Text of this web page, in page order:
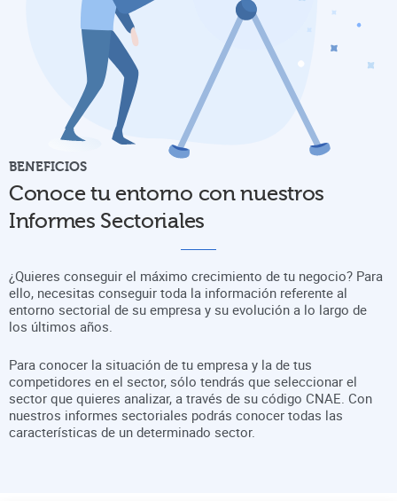
BENEFICIOS
Conoce tu entorno con nuestros
Informes Sectoriales
¿Quieres conseguir el máximo crecimiento de tu negocio? Para
ello, necesitas conseguir toda la información referente al
entorno sectorial de su empresa y su evolución a lo largo de
los últimos años.
Para conocer la situación de tu empresa y la de tus
competidores en el sector, sólo tendrás que seleccionar el
sector que quieres analizar, a través de su código CNAE. Con
nuestros informes sectoriales podrás conocer todas las
características de un determinado sector.